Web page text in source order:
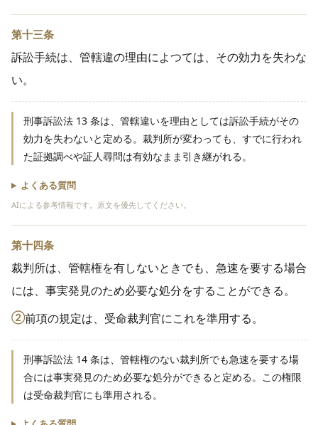
第十三条
訴訟手続は、管轄違の理由によつては、その効力を失わな
い。
刑事訴訟法 13 条は、管轄違いを理由としては訴訟手続がその
効力を失わないと定める。裁判所が変わっても、すでに行われ
た証拠調べや証人尋問は有効なまま引き継がれる。
よくある質問
AIによる参考情報です。原文を優先してください。
第十四条
裁判所は、管轄権を有しないときでも、急速を要する場合
には、事実発見のため必要な処分をすることができる。
②前項の規定は、受命裁判官にこれを準用する。
刑事訴訟法 14 条は、管轄権のない裁判所でも急速を要する場
合には事実発見のため必要な処分ができると定める。この権限
は受命裁判官にも準用される。